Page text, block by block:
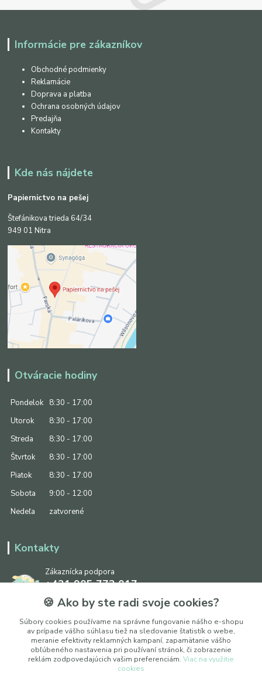
Informácie pre zákazníkov
Obchodné podmienky
Reklamácie
Doprava a platba
Ochrana osobných údajov
Predajňa
Kontakty
Kde nás nájdete
Papiernictvo na pešej
Štefánikova trieda 64/34
949 01 Nitra
Otváracie hodiny
Pondelok
8:30 - 17:00
Utorok
8:30 - 17:00
Streda
8:30 - 17:00
Štvrtok
8:30 - 17:00
Piatok
8:30 - 17:00
Sobota
9:00 - 12:00
Nedeľa
zatvorené
Kontakty
Zákaznícka podpora
+421 905 773 017
(Po-Pia, 8:30 - 17:00, So: 9:00 - 12:00)
info@ipapier.sk
🍪 Ako by ste radi svoje cookies?
Súbory cookies používame na správne fungovanie nášho e-shopu
av prípade vášho súhlasu tiež na sledovanie štatistík o webe,
meranie efektivity reklamných kampaní, zapamätanie vášho
obľúbeného nastavenia pri používaní stránok, či zobrazenie
reklám zodpovedajúcich vašim preferenciám. Viac na využitie
cookies